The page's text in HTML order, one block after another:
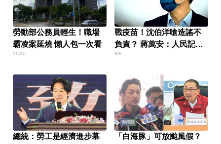
勞動部公務員輕生！職場
霸凌案延燒 懶人包一次看
11/20
戰疫苗！沈伯洋嗆造謠不
負責？ 蔣萬安：人民記憶
「洗不掉」
8/8
總統：勞工是經濟進步幕
「白海豚」可放颱風假？